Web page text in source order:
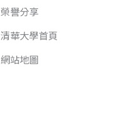
榮譽分享
清華大學首頁
網站地圖